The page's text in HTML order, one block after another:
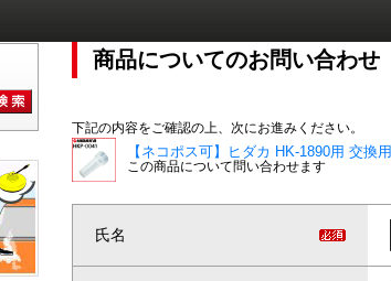
商品についてのお問い合わせ
下記の内容をご確認の上、次にお進みください。
【ネコポス可】ヒダカ HK-1890用 交換
この商品について問い合わせます
氏名